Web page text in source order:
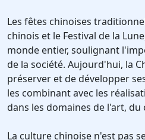
Les fêtes chinoises
chinois et le Festival de la
monde entier, soulignant
de la société. Aujourd'hui, la
préserver et de développer
les combinant avec les
dans les domaines de l'art, du
La culture chinoise n'est pas